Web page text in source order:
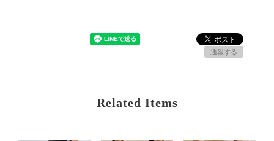
通報する
Related Items